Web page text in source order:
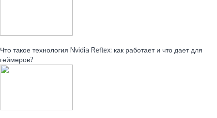
Что такое технология Nvidia Reflex: как работает и что дает для
геймеров?